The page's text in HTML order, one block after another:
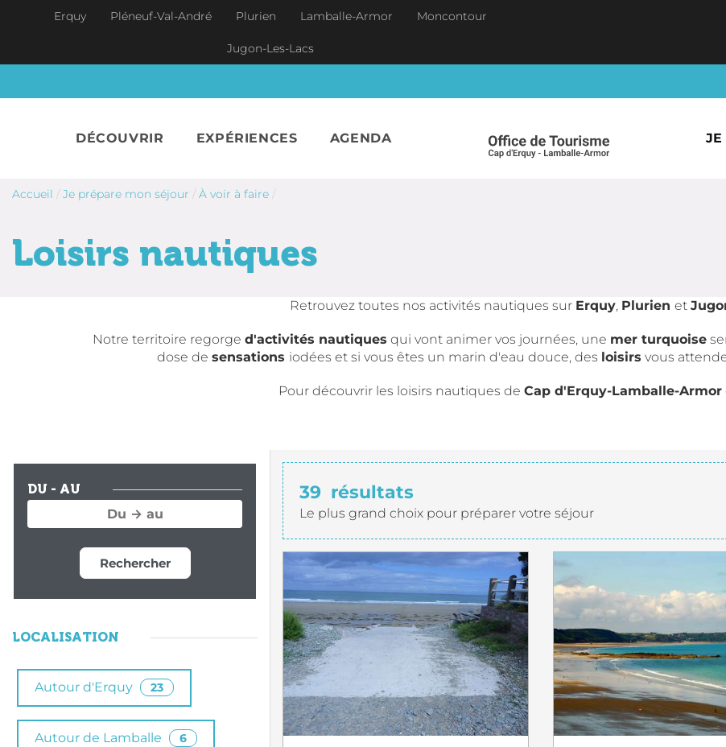
Aller au contenu principal
Erquy Pléneuf-Val-André Plurien Lamballe-Armor Moncontour
Jugon-Les-Lacs
DÉCOUVRIR EXPÉRIENCES AGENDA JE
Accueil / Je prépare mon séjour / À voir à faire /
Loisirs nautiques
Retrouvez toutes nos activités nautiques sur Erquy, Plurien et
Notre territoire regorge d'activités nautiques qui vont animer vos journées, une mer turquoise
dose de sensations iodées et si vous êtes un marin d'eau douce, des loisirs vous
Pour découvrir les loisirs nautiques de Cap d'Erquy-Lamballe-Armor
DU - AU
Rechercher
LOCALISATION
Autour d'Erquy 23
Autour de Lamballe 6
39 résultats
Le plus grand choix pour préparer votre séjour